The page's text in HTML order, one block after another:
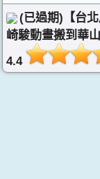
(已過期)【台
崎駿動畫搬到華
4.4